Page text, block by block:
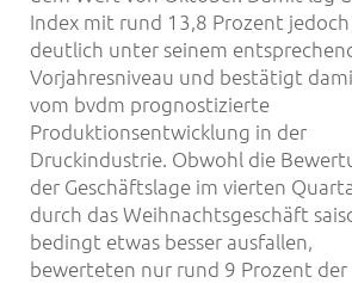
Index mit rund 13,8 Prozent jedoch
deutlich unter seinem
Vorjahresniveau und bestätigt
vom bvdm prognostizierte
Produktionsentwicklung in der
Druckindustrie. Obwohl die
der Geschäftslage im vierten
durch das Weihnachtsgeschäft
bedingt etwas besser ausfallen,
bewerteten nur rund 9 Prozent der